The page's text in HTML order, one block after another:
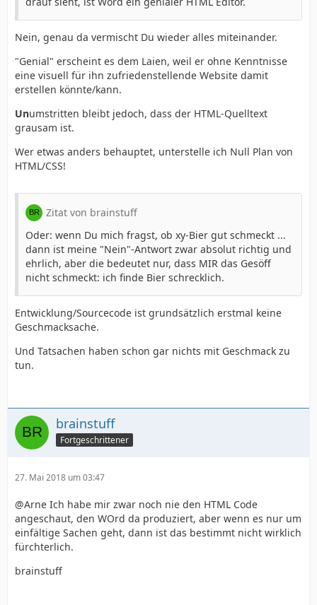
Nein, genau da vermischt Du wieder alles miteinander.
"Genial" erscheint es dem Laien, weil er ohne Kenntnisse
eine visuell für ihn zufriedenstellende Website damit
erstellen könnte/kann.
Unumstritten bleibt jedoch, dass der HTML-Quelltext
grausam ist.
Wer etwas anders behauptet, unterstelle ich Null Plan von
HTML/CSS!
Zitat von brainstuff
Oder: wenn Du mich fragst, ob xy-Bier gut schmeckt ...
dann ist meine "Nein"-Antwort zwar absolut richtig und
ehrlich, aber die bedeutet nur, dass MIR das Gesöff
nicht schmeckt: ich finde Bier schrecklich.
Entwicklung/Sourcecode ist grundsätzlich erstmal keine
Geschmacksache.
Und Tatsachen haben schon gar nichts mit Geschmack zu
tun.
brainstuff
Fortgeschrittener
27. Mai 2018 um 03:47
@Arne Ich habe mir zwar noch nie den HTML Code
angeschaut, den WOrd da produziert, aber wenn es nur um
einfältige Sachen geht, dann ist das bestimmt nicht wirklich
fürchterlich.
brainstuff